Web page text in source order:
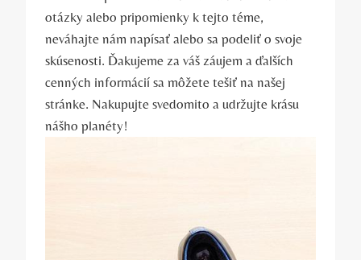
otázky alebo pripomienky k tejto téme,
neváhajte nám napísať alebo sa podeliť o svoje
skúsenosti. Ďakujeme za váš záujem a ďalších
cenných informácií sa môžete tešiť na našej
stránke. Nakupujte svedomito a udržujte krásu
nášho planéty!